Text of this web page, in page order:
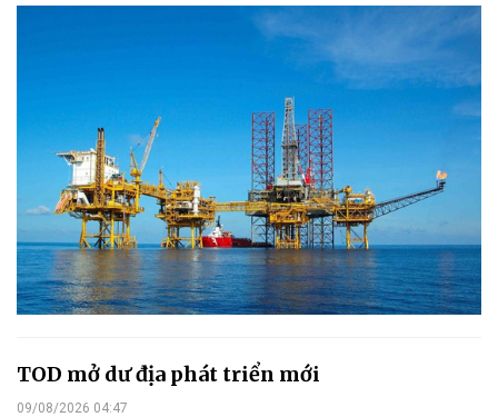
TOD mở dư địa phát triển mới
09/08/2026 04:47